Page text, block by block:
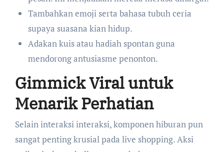
Tambahkan emoji serta bahasa tubuh ceria
supaya suasana kian hidup.
Adakan kuis atau hadiah spontan guna
mendorong antusiasme penonton.
Gimmick Viral untuk
Menarik Perhatian
Selain interaksi interaksi, komponen hiburan pun
sangat penting krusial pada live shopping. Aksi